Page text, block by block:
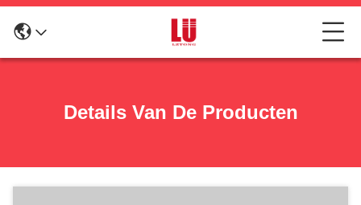
Details Van De Producten